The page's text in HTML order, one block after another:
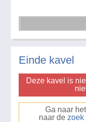
Einde kavel
Deze kavel is
Ga naar het
naar de zoek